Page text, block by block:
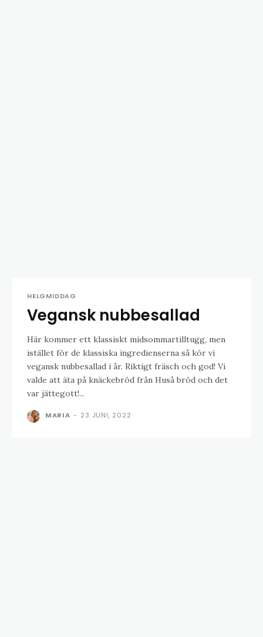
HELGMIDDAG
Vegansk nubbesallad
Här kommer ett klassiskt midsommartilltugg, men
istället för de klassiska ingredienserna så kör vi
vegansk nubbesallad i år. Riktigt fräsch och god! Vi
valde att äta på knäckebröd från Huså bröd och det
var jättegott!...
MARIA - 23 JUNI, 2022